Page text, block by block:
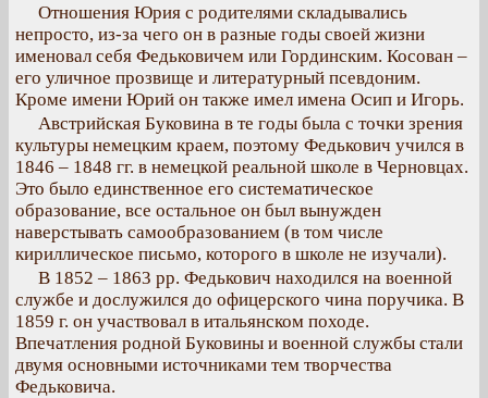
Отношения Юрия с родителями складывались
непросто, из-за чего он в разные годы своей жизни
именовал себя Федьковичем или Гординским. Косован –
его уличное прозвище и литературный псевдоним.
Кроме имени Юрий он также имел имена Осип и Игорь.
Австрийская Буковина в те годы была с точки зрения
культуры немецким краем, поэтому Федькович учился в
1846 – 1848 гг. в немецкой реальной школе в Черновцах.
Это было единственное его систематическое
образование, все остальное он был вынужден
наверстывать самообразованием (в том числе
кириллическое письмо, которого в школе не изучали).
В 1852 – 1863 рр. Федькович находился на военной
службе и дослужился до офицерского чина поручика. В
1859 г. он участвовал в итальянском походе.
Впечатления родной Буковины и военной службы стали
двумя основными источниками тем творчества
Федьковича.